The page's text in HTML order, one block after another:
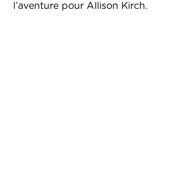
l’aventure pour Allison Kirch.